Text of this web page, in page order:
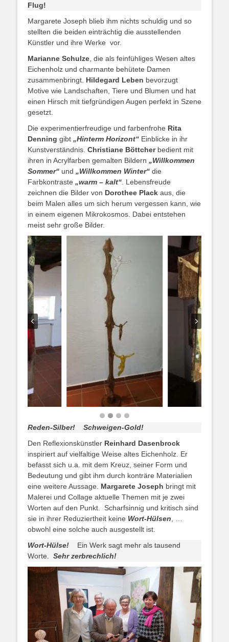
Flug!
Margarete Joseph blieb ihm nichts schuldig und so
stellten die beiden einträchtig die ausstellenden
Künstler und ihre Werke vor.
Marianne Schulze , die als feinfühliges Wesen altes
Eichenholz und charmante behütete Damen
zusammenbringt. Hildegard Leben bevorzugt
Motive wie Landschaften, Tiere und Blumen und hat
einen Hirsch mit tiefgründigen Augen perfekt in Szene
gesetzt.
Die experimentierfreudige und farbenfrohe Rita
Denning gibt „Hinterm Horizont“ Einblicke in ihr
Kunstverständnis. Christiane Böttcherbedient mit
ihren in Acrylfarben gemalten Bildern „Willkommen
Sommer“ und „Willkommen Winter“ die
Farbkontraste „warm – kalt“ . Lebensfreude
zeichnen die Bilder von Dorothee Plack aus, die
beim Malen alles um sich herum vergessen kann, wie
in einem eigenen Mikrokosmos. Dabei entstehen
meist sehr große Bilder.
Reden-Silber! Schweigen-Gold!
Den Reflexionskünstler Reinhard Dasenbrock
inspiriert auf vielfaltige Weise altes Eichenholz. Er
befasst sich u.a. mit dem Kreuz, seiner Form und
Bedeutung und gibt ihm durch konträre Materialien
eine weitere Aussage. Margarete Joseph bringt mit
Malerei und Collage aktuelle Themen mit je zwei
Worten auf den Punkt. Scharfsinnig und kritisch sind
sie in ihrer Reduziertheit keine Wort-Hülsen
obwohl eine solche auch ausgestellt ist.
Wort-Hülse! Ein Werk sagt mehr als tausend
Worte.
Sehr zerbrechlich!